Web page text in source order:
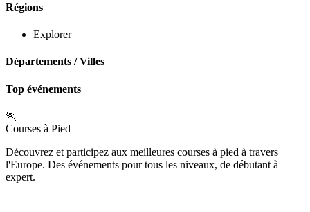
Régions
Explorer
Départements /Villes
Top événements
🏃
Courses à Pied
Découvrez et participez aux meilleures courses à pied à travers
l'Europe. Des événements pour tous les niveaux, de débutant à
expert.